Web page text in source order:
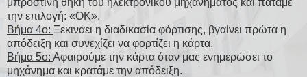
την επιλογή: «ΟΚ».
Βήμα 4ο: Ξεκινάει η διαδικασία φόρτισης, βγαίνει πρώτα η
απόδειξη και συνεχίζει να φορτίζει η κάρτα.
Βήμα 5ο: Αφαιρούμε την κάρτα όταν μας ενημερώσει το
μηχάνημα και κρατάμε την απόδειξη.